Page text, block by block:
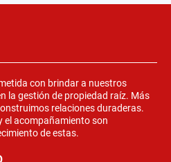
con brindar a nuestros
la gestión de propiedad raíz. Más
relaciones duraderas.
el acompañamiento son
de estas.